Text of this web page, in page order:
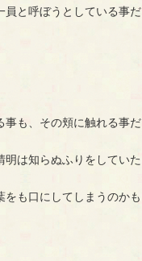
と呼ぼうとしている事だ
も、その頬に触れる事だ
は知らぬふりをしていた
も口にしてしまうのかも